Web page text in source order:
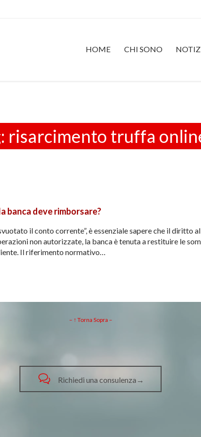
HOME CHI SONO
risarcimento truffa
banca deve rimborsare?
il conto corrente”, è essenziale sapere che il diritto
non autorizzate, la banca è tenuta a restituire le
Il riferimento normativo…
– ↑ Torna Sopra –
 Richiedi una consulenza→